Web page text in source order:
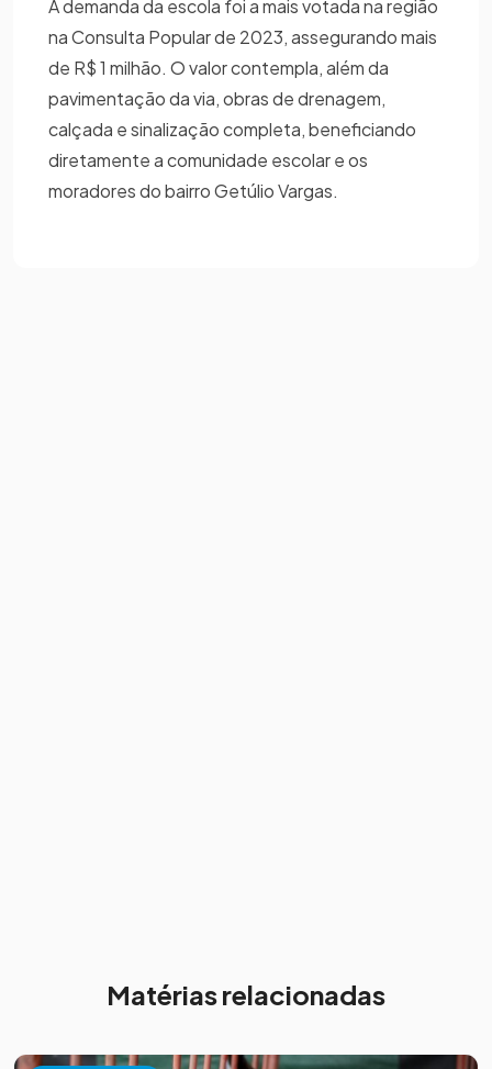
A demanda da escola foi a mais votada na região
na Consulta Popular de 2023, assegurando mais
de R$ 1 milhão. O valor contempla, além da
pavimentação da via, obras de drenagem,
calçada e sinalização completa, beneficiando
diretamente a comunidade escolar e os
moradores do bairro Getúlio Vargas.
Matérias relacionadas